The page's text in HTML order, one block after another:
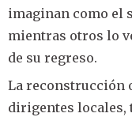
imaginan como el
mientras otros lo
de su regreso.
La reconstrucción
dirigentes locales,